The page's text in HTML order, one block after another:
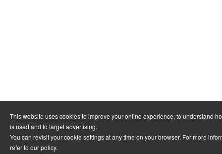
This website uses cookies to improve your online experience, to understand
is used and to target advertising.
You can revisit your cookie settings at any time on your browser. For more
refer to our policy.